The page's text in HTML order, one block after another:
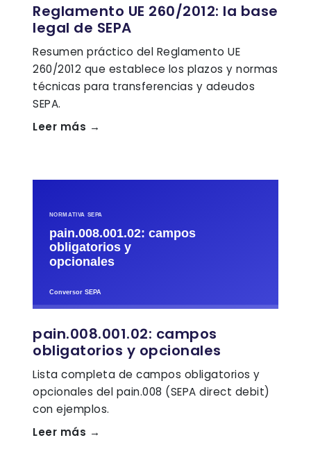
Reglamento UE 260/2012: la base
legal de SEPA
Resumen práctico del Reglamento UE
260/2012 que establece los plazos y normas
técnicas para transferencias y adeudos
SEPA.
Leer más →
pain.008.001.02: campos
obligatorios y opcionales
Lista completa de campos obligatorios y
opcionales del pain.008 (SEPA direct debit)
con ejemplos.
Leer más →